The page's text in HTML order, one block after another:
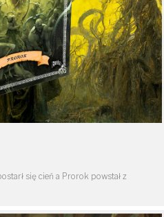
się cień a Prorok powstał z